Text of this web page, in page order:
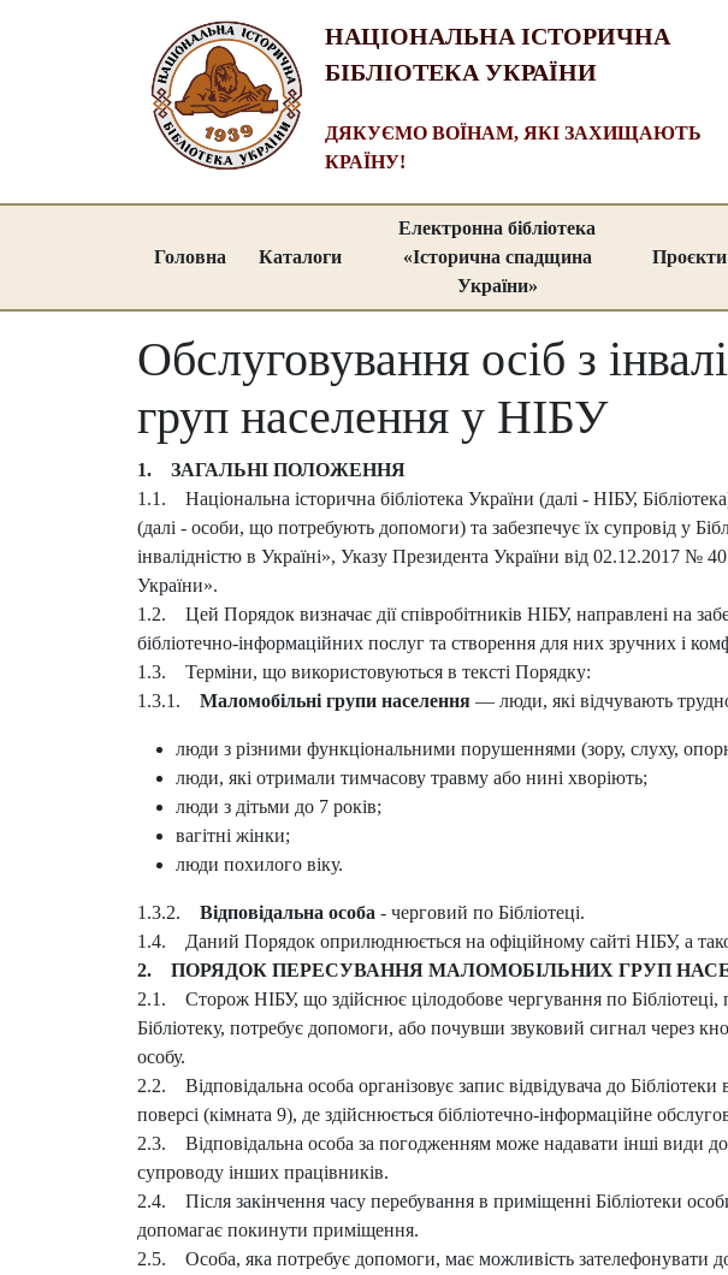
НАЦІОНАЛЬНА ІСТОРИЧНА
БІБЛІОТЕКА УКРАЇНИ
ДЯКУЄМО ВОЇНАМ, ЯКІ ЗАХИЩАЮТЬ
КРАЇНУ!
Головна Каталоги
Електронна бібліотека
«Історична спадщина
України»
Обслуговування осіб з
груп населення у НІБУ
1. ЗАГАЛЬНІ ПОЛОЖЕННЯ
1.1. Національна історична бібліотека України (далі - НІБУ,
(далі - особи, що потребують допомоги) та забезпечує їх супровід у
інвалідністю в Україні», Указу Президента України від 02.12.2017
України».
1.2. Цей Порядок визначає дії співробітників НІБУ, направлені на
бібліотечно-інформаційних послуг та створення для них зручних і
1.3. Терміни, що використовуються в тексті Порядку:
1.3.1. Маломобільні групи населення — люди, які відчувають
люди з різними функціональними порушеннями (зору, слуху,
люди, які отримали тимчасову травму або нині хворіють;
люди з дітьми до 7 років;
вагітні жінки;
люди похилого віку.
1.3.2. Відповідальна особа - черговий по Бібліотеці.
1.4. Даний Порядок оприлюднюється на офіційному сайті НІБУ, а
2. ПОРЯДОК ПЕРЕСУВАННЯ МАЛОМОБІЛЬНИХ ГРУП
2.1. Сторож НІБУ, що здійснює цілодобове чергування по Бібліотеці,
Бібліотеку, потребує допомоги, або почувши звуковий сигнал через
особу.
2.2. Відповідальна особа організовує запис відвідувача до
поверсі (кімната 9), де здійснюється бібліотечно-інформаційне
2.3. Відповідальна особа за погодженням може надавати інші види
супроводу інших працівників.
2.4. Після закінчення часу перебування в приміщенні Бібліотеки
допомагає покинути приміщення.
2.5. Особа, яка потребує допомоги, має можливість зателефонувати